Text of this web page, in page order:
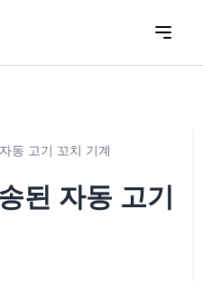
동 고기 꼬치 기계
된 자동 고기